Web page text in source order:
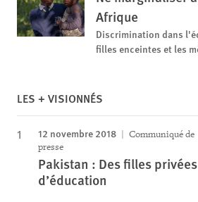
Afrique
Discrimination dans
filles enceintes et les
LES + VISIONNÉS
12 novembre 2018
Communiqué de
presse
Pakistan : Des filles privées
d’éducation